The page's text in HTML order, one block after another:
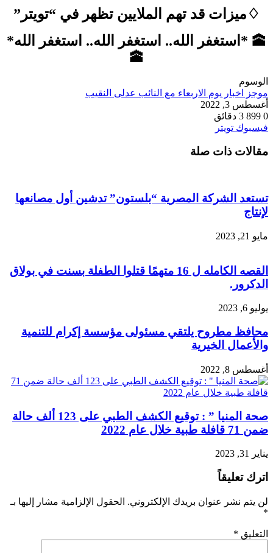
♢ميزات قد تهم الملايين تظهر في “تويتر”
🕋 *استغفر الله.. استغفر الله.. استغفر الله*
🕋
الوسوم
موجز اخبار يوم الاربعاء مع النائب عدلى النقيب
أغسطس 3, 2022
0
3 دقائق
فيسبوك تويتر
البريد
مقالات ذات صلة
تستعد الشركة المصرية “بلستون” تدشين أول مصانعها
لإنتاج
مايو 21, 2023
القصه الكامله ل 16 متهمًا قتلوا الطفلة بسنت في بولاق
الدكرور.
يوليو 6, 2023
محافظ مطروح يلتقي مسئولى مؤسسة إكرام للتنمية
والأعمال الخيرية
أغسطس 8, 2022
صحة المنيا ” : توقيع الكشف الطبي على 123 ألف حالة
ضمن 71 قافلة طبية خلال عام 2022
يناير 31, 2023
اترك تعليقاً
لن يتم نشر عنوان بريدك الإلكتروني. الحقول الإلزامية مشار إليها بـ
*
التعليق *